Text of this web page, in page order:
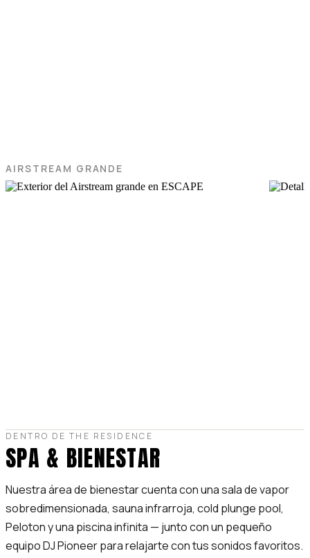
AIRSTREAM GRANDE
DENTRO DE THE RESIDENCE
SPA & BIENESTAR
Nuestra área de bienestar cuenta con una sala de vapor
sobredimensionada, sauna infrarroja, cold plunge pool,
Peloton y una piscina infinita — junto con un pequeño
equipo DJ Pioneer para relajarte con tus sonidos favoritos.